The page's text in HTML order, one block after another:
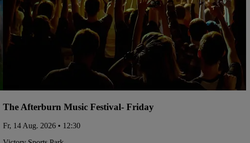
The Afterburn Music Festival- Friday
Fr, 14 Aug. 2026 • 12:30